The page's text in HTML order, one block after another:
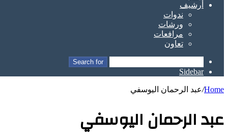
أرشيف
ندوات
ورشات
مرافعات
تعاون
Search for
Sidebar
Home
/عبد الرحمان اليوسفي
عبد الرحمان اليوسفي